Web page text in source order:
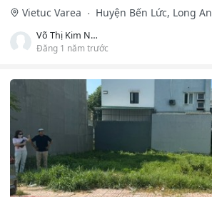
Vietuc Varea
Huyện Bến Lức, Long An
Võ Thị Kim Ngân
Đăng 1 năm trước